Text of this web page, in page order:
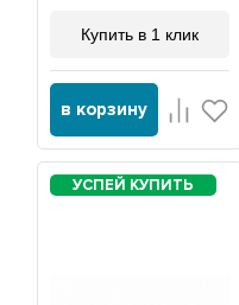
Купить в 1 клик
в корзину